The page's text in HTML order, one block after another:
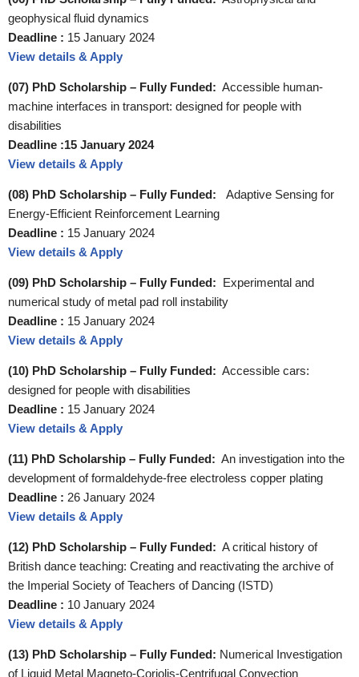
geophysical fluid dynamics
Deadline : 15 January 2024
View details & Apply
(07) PhD Scholarship – Fully Funded: Accessible human-
machine interfaces in transport: designed for people with
disabilities
Deadline :15 January 2024
View details & Apply
(08) PhD Scholarship – Fully Funded: Adaptive Sensing for
Energy-Efficient Reinforcement Learning
Deadline : 15 January 2024
View details & Apply
(09) PhD Scholarship – Fully Funded: Experimental and
numerical study of metal pad roll instability
Deadline : 15 January 2024
View details & Apply
(10) PhD Scholarship – Fully Funded: Accessible cars:
designed for people with disabilities
Deadline : 15 January 2024
View details & Apply
(11) PhD Scholarship – Fully Funded: An investigation into the
development of formaldehyde-free electroless copper plating
Deadline : 26 January 2024
View details & Apply
(12) PhD Scholarship – Fully Funded: A critical history of
British dance teaching: Creating and reactivating the archive of
the Imperial Society of Teachers of Dancing (ISTD)
Deadline : 10 January 2024
View details & Apply
(13) PhD Scholarship – Fully Funded: Numerical Investigation
of Liquid Metal Magneto-Coriolis-Centrifugal Convection